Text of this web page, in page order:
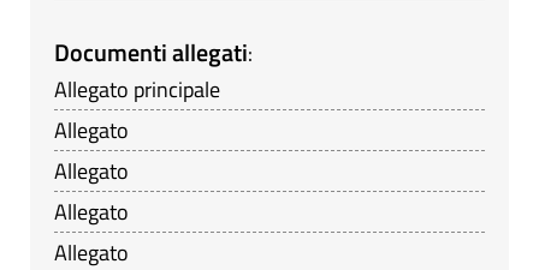
Documenti allegati:
Allegato principale
Allegato
Allegato
Allegato
Allegato